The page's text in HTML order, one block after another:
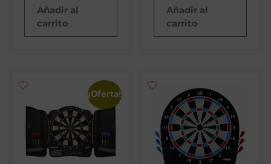
Añadir al
carrito
Añadir al
carrito
¡Oferta!